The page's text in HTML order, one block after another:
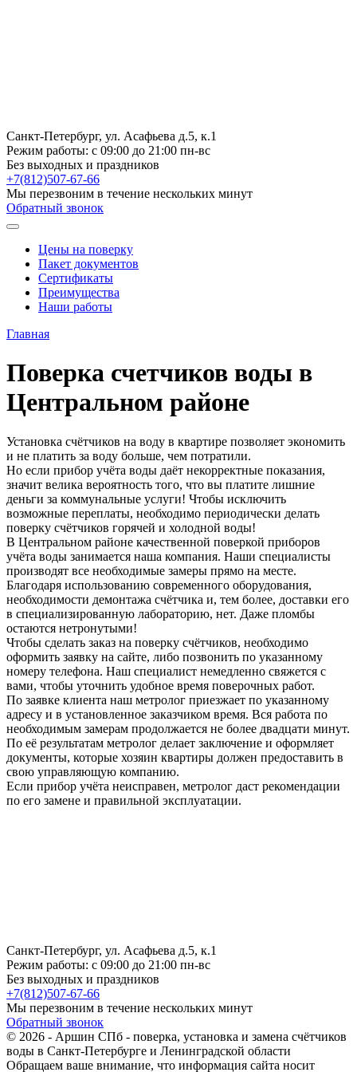
Санкт-Петербург, ул. Асафьева д.5, к.1
Режим работы: с 09:00 до 21:00 пн-вс
Без выходных и праздников
+7(812)507-67-66
Мы перезвоним в течение нескольких минут
Обратный звонок
Цены на поверку
Пакет документов
Сертификаты
Преимущества
Наши работы
Главная
Поверка счетчиков воды в
Центральном районе
Установка счётчиков на воду в квартире позволяет экономить
и не платить за воду больше, чем потратили.
Но если прибор учёта воды даёт некорректные показания,
значит велика вероятность того, что вы платите лишние
деньги за коммунальные услуги! Чтобы исключить
возможные переплаты, необходимо периодически делать
поверку счётчиков горячей и холодной воды!
В Центральном районе качественной поверкой приборов
учёта воды занимается наша компания. Наши специалисты
производят все необходимые замеры прямо на месте.
Благодаря использованию современного оборудования,
необходимости демонтажа счётчика и, тем более, доставки его
в специализированную лабораторию, нет. Даже пломбы
остаются нетронутыми!
Чтобы сделать заказ на поверку счётчиков, необходимо
оформить заявку на сайте, либо позвонить по указанному
номеру телефона. Наш специалист немедленно свяжется с
вами, чтобы уточнить удобное время поверочных работ.
По заявке клиента наш метролог приезжает по указанному
адресу и в установленное заказчиком время. Вся работа по
необходимым замерам продолжается не более двадцати минут.
По её результатам метролог делает заключение и оформляет
документы, которые хозяин квартиры должен предоставить в
свою управляющую компанию.
Если прибор учёта неисправен, метролог даст рекомендации
по его замене и правильной эксплуатации.
Санкт-Петербург, ул. Асафьева д.5, к.1
Режим работы: с 09:00 до 21:00 пн-вс
Без выходных и праздников
+7(812)507-67-66
Мы перезвоним в течение нескольких минут
Обратный звонок
© 2026 - Аршин СПб - поверка, установка и замена счётчиков
воды в Санкт-Петербурге и Ленинградской области
Обращаем ваше внимание, что информация сайта носит